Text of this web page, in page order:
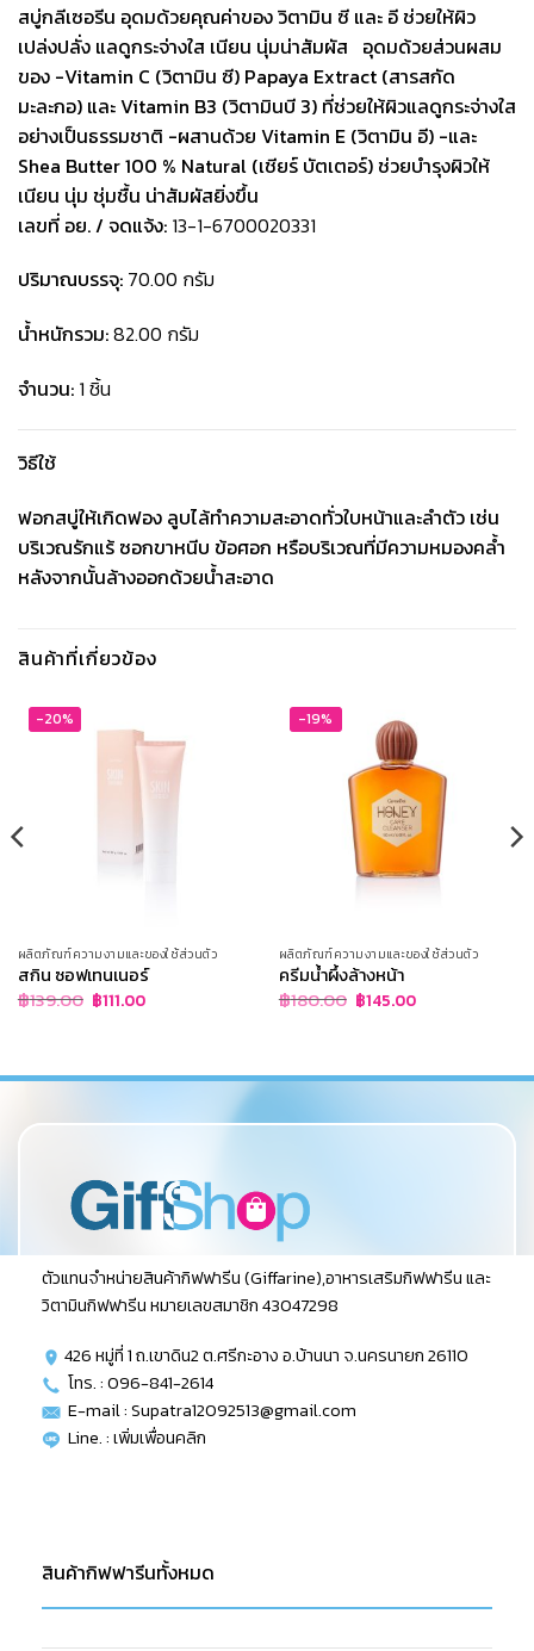
สบู่กลีเซอรีน อุดมด้วยคุณค่าของ วิตามิน ซี และ อี ช่วยให้ผิว
เปล่งปลั่ง แลดูกระจ่างใส เนียน นุ่มน่าสัมผัส อุดมด้วยส่วนผสม
ของ -Vitamin C (วิตามิน ซี) Papaya Extract (สารสกัด
มะละกอ) และ Vitamin B3 (วิตามินบี 3) ที่ช่วยให้ผิวแลดูกระจ่างใส
อย่างเป็นธรรมชาติ -ผสานด้วย Vitamin E (วิตามิน อี) -และ
Shea Butter 100 % Natural (เชียร์ บัตเตอร์) ช่วยบำรุงผิวให้
เนียน นุ่ม ชุ่มชื้น น่าสัมผัสยิ่งขึ้น
เลขที่ อย. / จดแจ้ง: 13-1-6700020331
ปริมาณบรรจุ: 70.00 กรัม
น้ำหนักรวม:82.00 กรัม
จำนวน: 1 ชิ้น
วิธีใช้
ฟอกสบู่ให้เกิดฟอง ลูบไล้ทำความสะอาดทั่วใบหน้าและลำตัว เช่น
บริเวณรักแร้ ซอกขาหนีบ ข้อศอก หรือบริเวณที่มีความหมองคล้ำ
หลังจากนั้นล้างออกด้วยน้ำสะอาด
สินค้าที่เกี่ยวข้อง
-20%
ผลิตภัณฑ์ความงามและของใช้ส่วนตัว
สกิน ซอฟเทนเนอร์
฿139.00 Original
price
฿111.00Current
price
-19%
ผลิตภัณฑ์ความงามและของใช้ส่วนตัว
ครีมน้ำผึ้งล้างหน้า
฿180.00 Original
price
฿145.00Current
price
ตัวแทนจำหน่ายสินค้ากิฟฟารีน (Giffarine),อาหารเสริมกิฟฟารีน และ
วิตามินกิฟฟารีน หมายเลขสมาชิก 43047298
426 หมู่ที่ 1 ถ.เขาดิน2 ต.ศรีกะอาง อ.บ้านนา จ.นครนายก 26110
โทร. : 096-841-2614
E-mail : Supatra12092513@gmail.com
Line. :เพิ่มเพื่อนคลิก
สินค้ากิฟฟารีนทั้งหมด